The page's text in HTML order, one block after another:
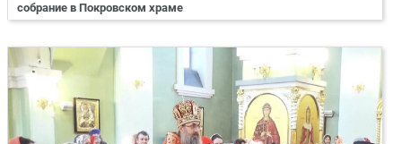
собрание в Покровском храме